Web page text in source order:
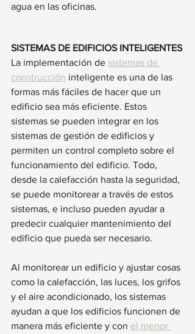
agua en las oficinas.
SISTEMAS DE EDIFICIOS INTELIGENTES
La implementación de sistemas de
construcción inteligente es una de las
formas más fáciles de hacer que un
edificio sea más eficiente. Estos
sistemas se pueden integrar en los
sistemas de gestión de edificios y
permiten un control completo sobre el
funcionamiento del edificio. Todo,
desde la calefacción hasta la seguridad,
se puede monitorear a través de estos
sistemas, e incluso pueden ayudar a
predecir cualquier mantenimiento del
edificio que pueda ser necesario.
Al monitorear un edificio y ajustar cosas
como la calefacción, las luces, los grifos
y el aire acondicionado, los sistemas
ayudan a que los edificios funcionen de
manera más eficiente y con el menor